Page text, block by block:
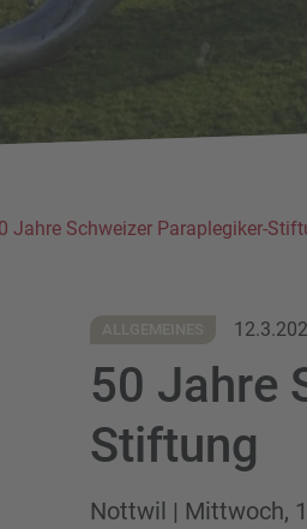
Jahre Schweizer Paraplegiker-
ALLGEMEINES
50 Jahre
Stiftung
Nottwil | Mittwoch,